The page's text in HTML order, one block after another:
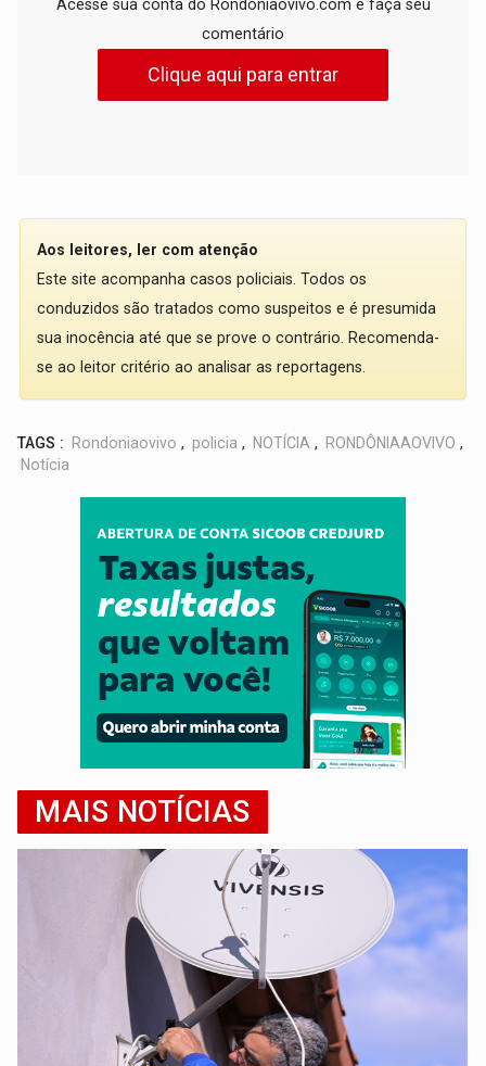
Acesse sua conta do Rondoniaovivo.com e faça seu
comentário
Clique aqui para entrar
Aos leitores, ler com atenção
Este site acompanha casos policiais. Todos os
conduzidos são tratados como suspeitos e é presumida
sua inocência até que se prove o contrário. Recomenda-
se ao leitor critério ao analisar as reportagens.
TAGS : Rondoniaovivo , policia , NOTÍCIA , RONDÔNIAAOVIVO ,
Notícia
MAIS NOTÍCIAS